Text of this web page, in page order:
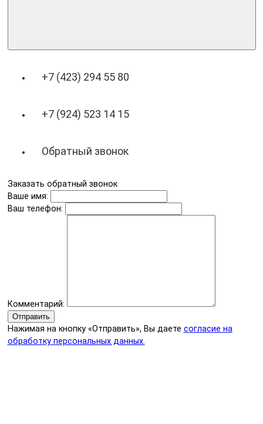
+7 (423) 294 55 80
+7 (924) 523 14 15
Обратный звонок
Заказать обратный звонок
Ваше имя:
Ваш телефон:
Комментарий:
Отправить
Нажимая на кнопку «Отправить», Вы даете согласие на
обработку персональных данных.